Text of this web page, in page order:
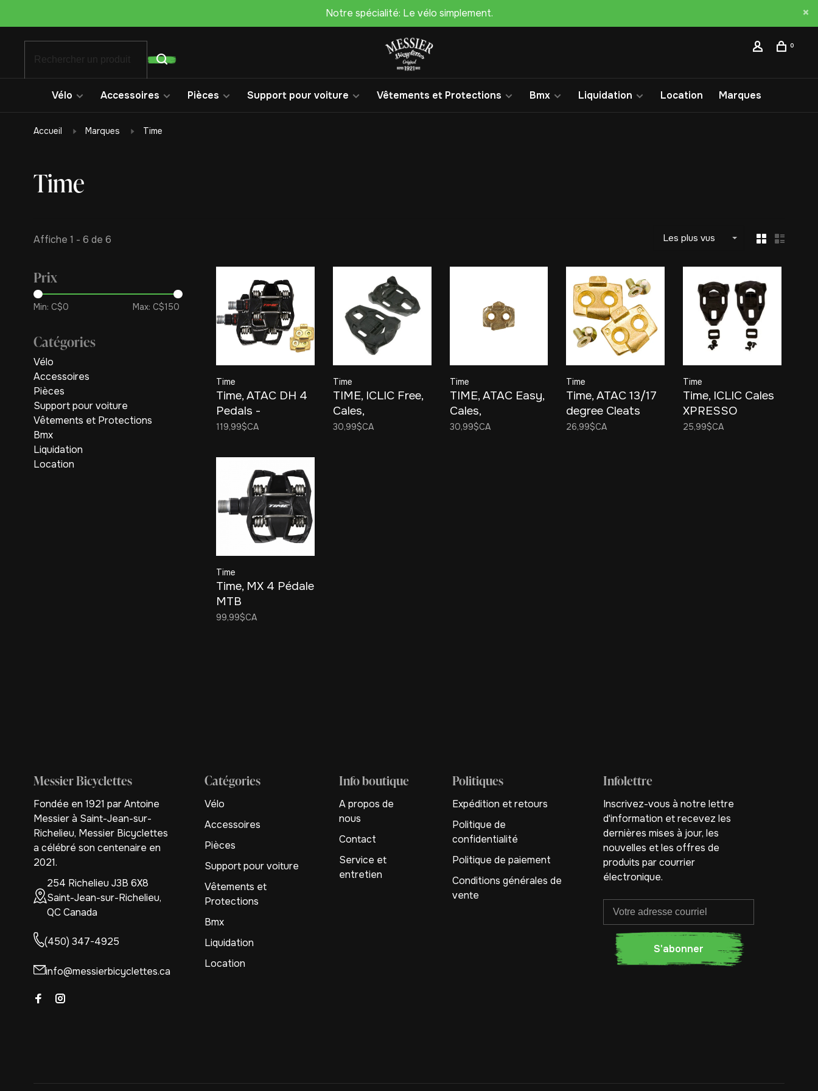
Notre spécialité: Le vélo simplement.
0
Vélo Accessoires Pièces Support pour voiture Vêtements et Protections Bmx Liquidation Location Marques
Accueil Marques Time
Time
Affiche 1 - 6 de 6 Les plus vus
Prix
Min: C$0 Max: C$150
Catégories
Vélo
Accessoires
Pièces
Support pour voiture
Vêtements et Protections
Bmx
Liquidation
Location
Time
Time, ATAC DH 4
Pedals -
Noir/Rouge
119,99$CA
Time
TIME, ICLIC Free,
Cales,
Compatibilité: ,
30,99$CA
Time
TIME, ATAC Easy,
Cales,
Compatibilité: ,
30,99$CA
Time
Time, ATAC 13/17
degree Cleats
26,99$CA
Time
Time, ICLIC Cales
XPRESSO
25,99$CA
Time
Time, MX 4 Pédale
MTB
99,99$CA
Messier Bicyclettes
Fondée en 1921 par Antoine
Messier à Saint-Jean-sur-
Richelieu, Messier Bicyclettes
a célébré son centenaire en
2021.
254 Richelieu J3B 6X8
Saint-Jean-sur-Richelieu,
QC Canada
(450) 347-4925
info@messierbicyclettes.ca
Catégories
Vélo
Accessoires
Pièces
Support pour voiture
Vêtements et
Protections
Bmx
Liquidation
Location
Info boutique
A propos de
nous
Contact
Service et
entretien
Politiques
Expédition et retours
Politique de
confidentialité
Politique de paiement
Conditions générales de
vente
Infolettre
Inscrivez-vous à notre lettre
d'information et recevez les
dernières mises à jour, les
nouvelles et les offres de
produits par courrier
électronique.
S'abonner